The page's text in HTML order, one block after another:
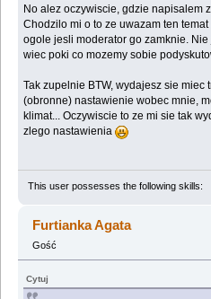
No alez oczywiscie, gdzie napisalem
Chodzilo mi o to ze uwazam ten
ogole jesli moderator go zamknie.
wiec poki co mozemy sobie
Tak zupelnie BTW, wydajesz sie miec
(obronne) nastawienie wobec mnie,
klimat... Oczywiscie to ze mi sie tak
zlego nastawienia
This user possesses the following skills:
Furtianka Agata
Gość
Cytuj